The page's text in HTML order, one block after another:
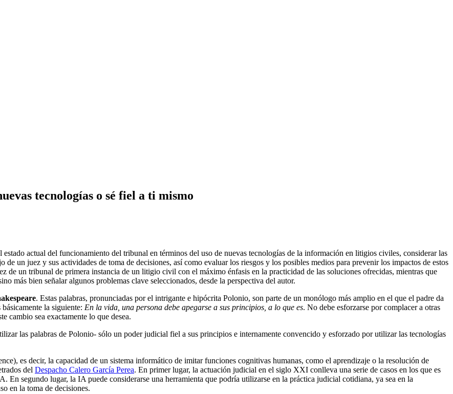
tecnologías o sé fiel a ti mismo
actual del funcionamiento del tribunal en términos del uso de nuevas tecnologías de la información en litigios civiles, considerar las
de un juez y sus actividades de toma de decisiones, así como evaluar los riesgos y los posibles medios para prevenir los impactos de estos
de un tribunal de primera instancia de un litigio civil con el máximo énfasis en la practicidad de las soluciones ofrecidas, mientras que
más bien señalar algunos problemas clave seleccionados, desde la perspectiva del autor.
. Estas palabras, pronunciadas por el intrigante e hipócrita Polonio, son parte de un monólogo más amplio en el que el padre da
la siguiente: En la vida, una persona debe apegarse a sus principios, a lo que es. No debe esforzarse por complacer a otras
cambio sea exactamente lo que desea.
las palabras de Polonio- sólo un poder judicial fiel a sus principios e internamente convencido y esforzado por utilizar las tecnologías
es decir, la capacidad de un sistema informático de imitar funciones cognitivas humanas, como el aprendizaje o la resolución de
del Despacho Calero García Perea. En primer lugar, la actuación judicial en el siglo XXI conlleva una serie de casos en los que es
En segundo lugar, la IA puede considerarse una herramienta que podría utilizarse en la práctica judicial cotidiana, ya sea en la
en la toma de decisiones.